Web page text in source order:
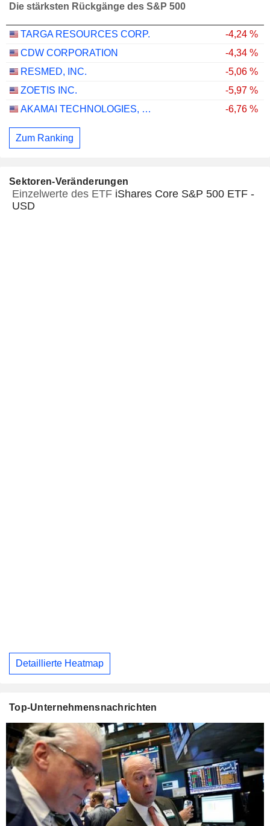
Die stärksten Rückgänge des S&P 500
TARGA RESOURCES CORP.
-4,24 %
CDW CORPORATION
-4,34 %
RESMED, INC.
-5,06 %
ZOETIS INC.
-5,97 %
AKAMAI TECHNOLOGIES, INC.
-6,76 %
Zum Ranking
Sektoren-Veränderungen
Einzelwerte des ETF iShares Core S&P 500 ETF -
USD
Detaillierte Heatmap
Top-Unternehmensnachrichten